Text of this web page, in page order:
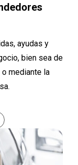
ayudas y
bien sea de
mediante la